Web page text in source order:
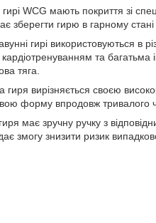
мають покриття зі
зберегти гирю в гарному
гирі використовуються в
та
тяга.
вирізняється своєю
форму впродовж тривалого
має зручну ручку з
змогу знизити ризик